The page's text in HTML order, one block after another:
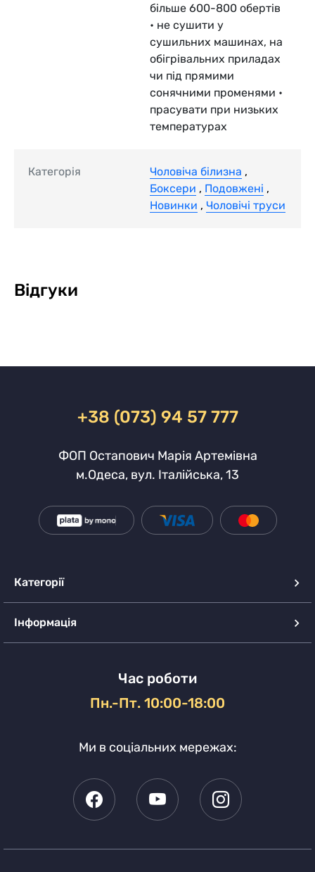
більше 600-800 обертів
• не сушити у
сушильних машинах, на
обігрівальних приладах
чи під прямими
сонячними променями •
прасувати при низьких
температурах
Категорія Чоловіча білизна ,
Боксери , Подовжені ,
Новинки , Чоловічі труси
Відгуки
+38 (073) 94 57 777
ФОП Остапович Марія Артемівна
м.Одеса, вул. Італійська, 13
Категорії
Інформація
Час роботи
Пн.-Пт. 10:00-18:00
Ми в соціальних мережах: